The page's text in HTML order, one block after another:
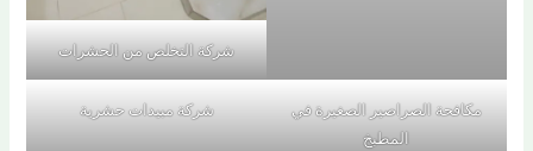
شركة التخلص من الحشرات
مكافحة الصراصير الصغيرة في
المطبخ
شركة مبيدات حشرية